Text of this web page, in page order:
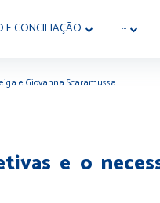
E CONCILIAÇÃO ···
e Giovanna Scaramussa
e o